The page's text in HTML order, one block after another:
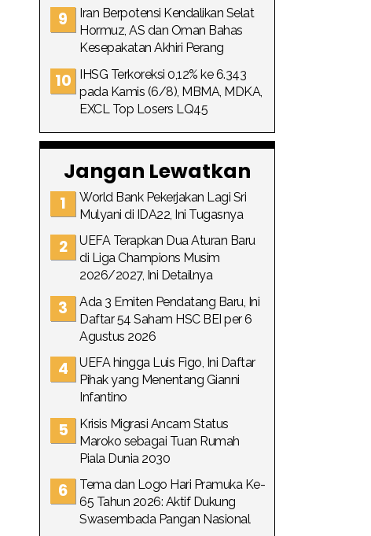
Iran Berpotensi Kendalikan Selat
Hormuz, AS dan Oman Bahas
Kesepakatan Akhiri Perang
IHSG Terkoreksi 0,12% ke 6.343
pada Kamis (6/8), MBMA, MDKA,
EXCL Top Losers LQ45
Jangan Lewatkan
World Bank Pekerjakan Lagi Sri
Mulyani di IDA22, Ini Tugasnya
UEFA Terapkan Dua Aturan Baru
di Liga Champions Musim
2026/2027, Ini Detailnya
Ada 3 Emiten Pendatang Baru, Ini
Daftar 54 Saham HSC BEI per 6
Agustus 2026
UEFA hingga Luis Figo, Ini Daftar
Pihak yang Menentang Gianni
Infantino
Krisis Migrasi Ancam Status
Maroko sebagai Tuan Rumah
Piala Dunia 2030
Tema dan Logo Hari Pramuka Ke-
65 Tahun 2026: Aktif Dukung
Swasembada Pangan Nasional